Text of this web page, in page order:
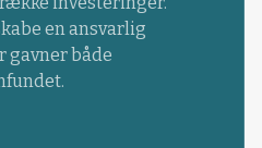
en ansvarlig
gavner både